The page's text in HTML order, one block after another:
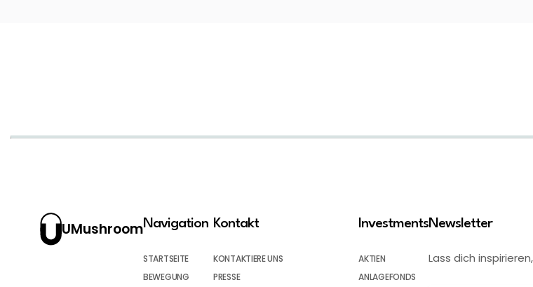
UMushroomNavigation
STARTSEITE
BEWEGUNG
Kontakt
KONTAKTIERE UNS
PRESSE
Investments
AKTIEN
ANLAGEFONDS
Newsletter
Lass dich